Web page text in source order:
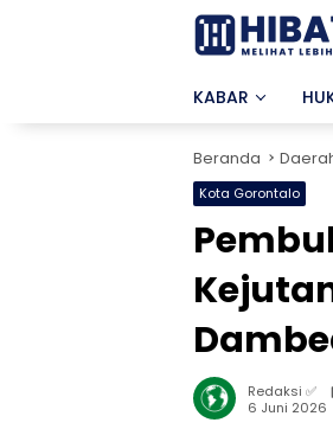
KABAR
Beranda
Kota Gorontalo
Redaksi ✅
6 Juni 2026